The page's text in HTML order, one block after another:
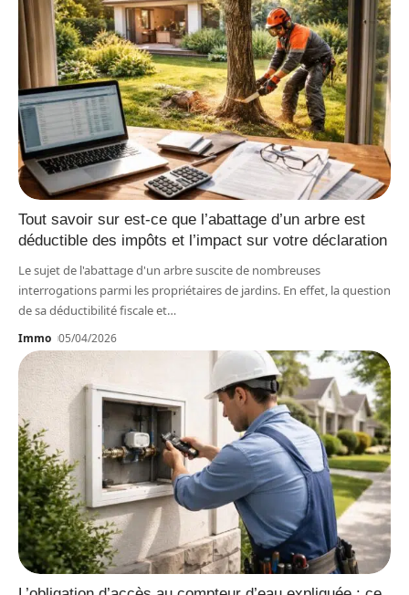
Tout savoir sur est-ce que l’abattage d’un arbre est
déductible des impôts et l’impact sur votre déclaration
Le sujet de l'abattage d'un arbre suscite de nombreuses
interrogations parmi les propriétaires de jardins. En effet, la question
de sa déductibilité fiscale et…
Immo 05/04/2026